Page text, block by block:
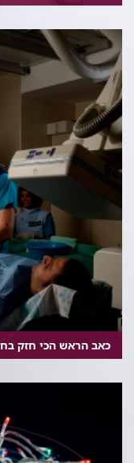
כאב הראש הכי חזק